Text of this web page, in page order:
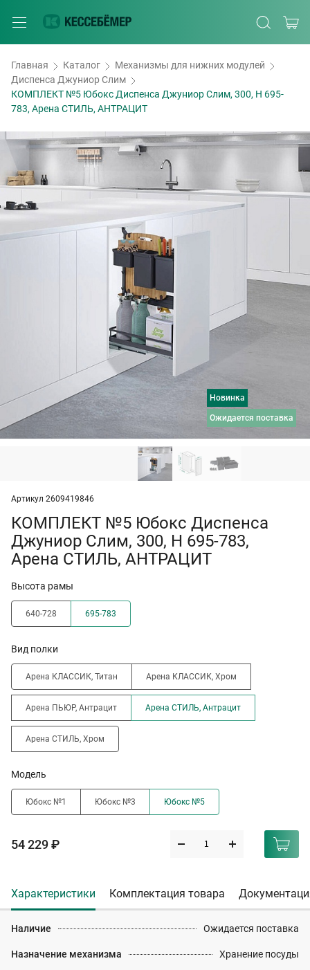
Главная Каталог
Механизмы для нижних модулей
Диспенса Джуниор Слим
КОМПЛЕКТ №5 Юбокс Диспенса Джуниор Слим, 300, H 695-
783, Арена СТИЛЬ, АНТРАЦИТ
Новинка
ожидается поставка
Артикул 2609419846
КОМПЛЕКТ №5 Юбокс Диспенса
Джуниор Слим, 300, H 695-783,
Арена СТИЛЬ, АНТРАЦИТ
Высота рамы
640-728 695-783
Вид полки
Арена КЛАССИК, Титан Арена КЛАССИК, Хром
Арена ПЬЮР, Антрацит Арена СТИЛЬ, Антрацит
Арена СТИЛЬ, Хром
Модель
Юбокс №1 Юбокс №3 Юбокс №5
54 229 ₽
Характеристики Комплектация товара
Наличие Ожидается поставка
Назначение механизма Хранение посуды